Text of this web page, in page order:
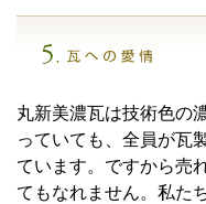
丸新美濃瓦は技術色の
っていても、全員が瓦
ています。ですから売
てもなれません。私た